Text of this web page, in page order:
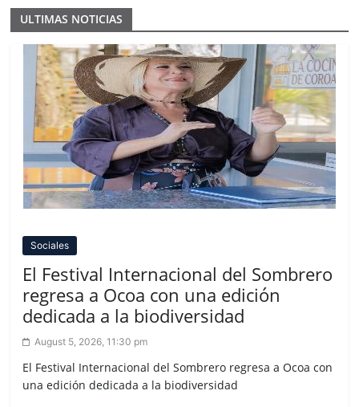
ULTIMAS NOTICIAS
Sociales
El Festival Internacional del Sombrero
regresa a Ocoa con una edición
dedicada a la biodiversidad
August 5, 2026, 11:30 pm
El Festival Internacional del Sombrero regresa a Ocoa con
una edición dedicada a la biodiversidad